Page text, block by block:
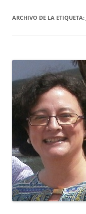
ARCHIVO DE LA ETIQUETA: